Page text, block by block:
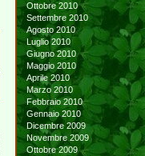
Ottobre 2010
Settembre 2010
Agosto 2010
Luglio 2010
Giugno 2010
Maggio 2010
Aprile 2010
Marzo 2010
Febbraio 2010
Gennaio 2010
Dicembre 2009
Novembre 2009
Ottobre 2009